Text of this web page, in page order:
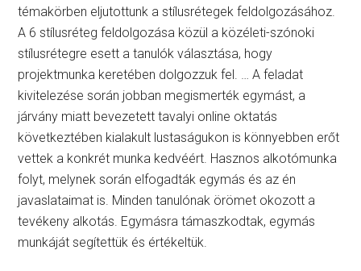
témakörben eljutottunk a stílusrétegek feldolgozásához.
A 6 stílusréteg feldolgozása közül a közéleti-szónoki
stílusrétegre esett a tanulók választása, hogy
projektmunka keretében dolgozzuk fel. … A feladat
kivitelezése során jobban megismerték egymást, a
járvány miatt bevezetett tavalyi online oktatás
következtében kialakult lustaságukon is könnyebben erőt
vettek a konkrét munka kedvéért. Hasznos alkotómunka
folyt, melynek során elfogadták egymás és az én
javaslataimat is. Minden tanulónak örömet okozott a
tevékeny alkotás. Egymásra támaszkodtak, egymás
munkáját segítettük és értékeltük.